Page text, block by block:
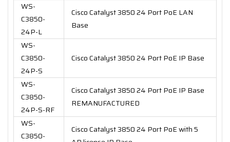
WS-
C3850-
24P-L
Cisco Catalyst 3850 24 Port PoE LAN
Base
WS-
C3850-
24P-S
Cisco Catalyst 3850 24 Port PoE IP Base
WS-
C3850-
24P-S-RF
Cisco Catalyst 3850 24 Port PoE IP Base
REMANUFACTURED
WS-
C3850-
Cisco Catalyst 3850 24 Port PoE with 5